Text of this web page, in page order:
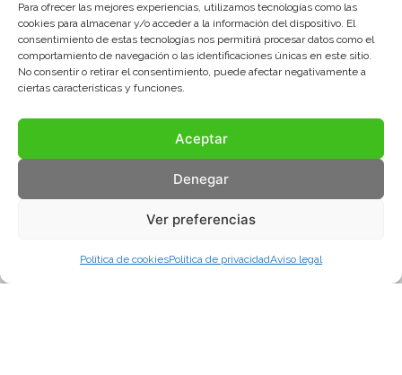
Para ofrecer las mejores experiencias, utilizamos tecnologías como las
cookies para almacenar y/o acceder a la información del dispositivo. El
consentimiento de estas tecnologías nos permitirá procesar datos como el
comportamiento de navegación o las identificaciones únicas en este sitio.
No consentir o retirar el consentimiento, puede afectar negativamente a
ciertas características y funciones.
Aceptar
Denegar
Ver preferencias
Política de cookiesPolítica de privacidadAviso legal